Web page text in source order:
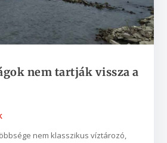
nem tartják vissza a
nem klasszikus víztározó,